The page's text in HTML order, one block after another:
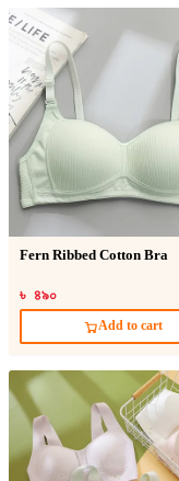
Fern Ribbed Cotton Bra
৳ ৪৯০
Add to cart